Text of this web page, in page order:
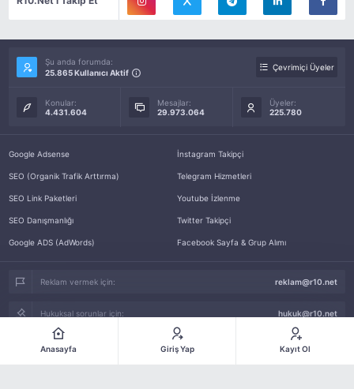
Şu anda forumda:
25.865 Kullanıcı Aktif
Çevrimiçi Üyeler
Konular:
4.431.604
Mesajlar:
29.973.064
Üyeler:
225.780
Google Adsense
SEO (Organik Trafik Arttırma)
SEO Link Paketleri
SEO Danışmanlığı
Google ADS (AdWords)
İnstagram Takipçi
Telegram Hizmetleri
Youtube İzlenme
Twitter Takipçi
Facebook Sayfa & Grup Alımı
Reklam vermek için: reklam@r10.net
Hukuksal sorunlar için: hukuk@r10.net
Ban ve Diğer sorunlar için: detay@r10.net
Anasayfa Giriş Yap Kayıt Ol